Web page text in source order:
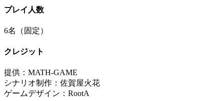
プレイ人数
6名（固定）
クレジット
提供：MATH-GAME
シナリオ制作：佐賀屋火花
ゲームデザイン：RootA